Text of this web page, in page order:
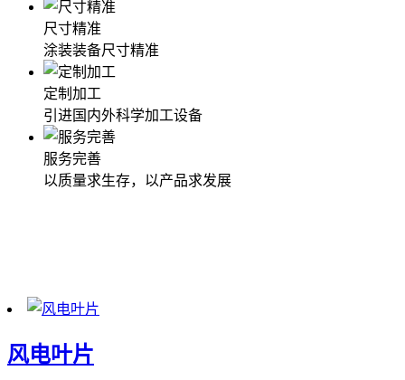
尺寸精准
涂装装备尺寸精准
定制加工
引进国内外科学加工设备
服务完善
以质量求生存，以产品求发展
风电叶片